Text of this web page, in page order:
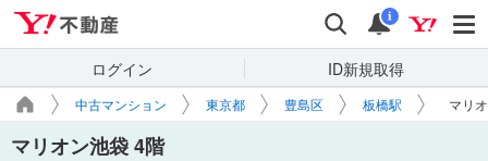
検索 通知
i
ログイン ID新規取得
中古マンション 東京都 豊島区 板橋駅 マリ
マリオン池袋 4階